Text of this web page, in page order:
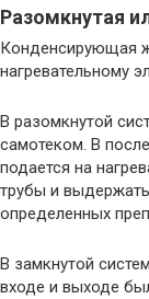
Разомкнутая
Конденсирующая
нагревательному
В разомкнутой
самотеком. В
подается на
трубы и
определенных
В замкнутой
входе и выходе